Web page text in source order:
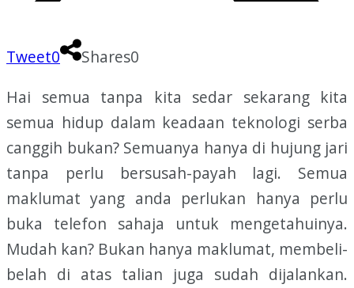
Tweet0 Shares0
Hai semua tanpa kita sedar sekarang kita
semua hidup dalam keadaan teknologi serba
canggih bukan? Semuanya hanya di hujung jari
tanpa perlu bersusah-payah lagi. Semua
maklumat yang anda perlukan hanya perlu
buka telefon sahaja untuk mengetahuinya.
Mudah kan? Bukan hanya maklumat, membeli-
belah di atas talian juga sudah dijalankan.